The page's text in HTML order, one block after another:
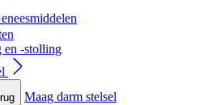
en -stolling
Maag darm stelsel